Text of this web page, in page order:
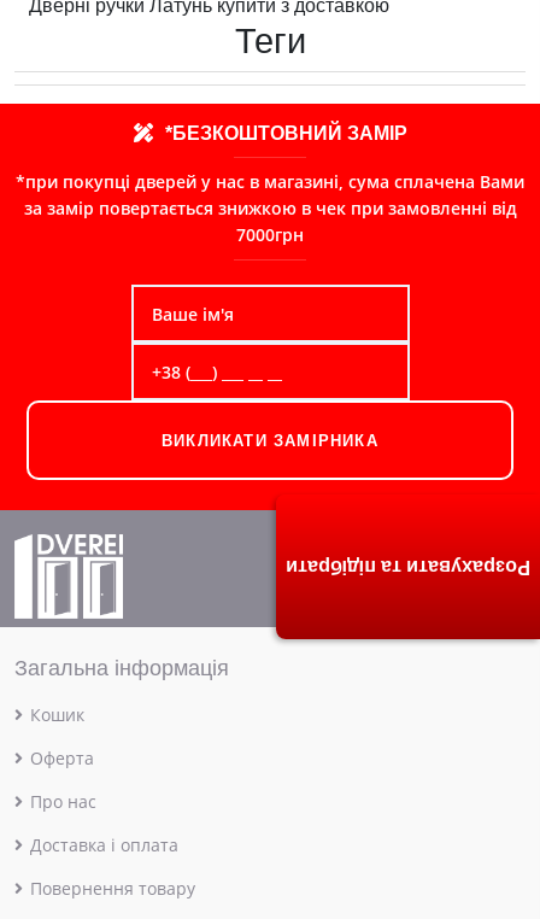
Дверні ручки Латунь купити з доставкою
Теги
*БЕЗКОШТОВНИЙ ЗАМІР
*при покупці дверей у нас в магазині, сума сплачена Вами
за замір повертається знижкою в чек при замовленні від
7000грн
ВИКЛИКАТИ ЗАМІРНИКА
Загальна інформація
Кошик
Оферта
Про нас
Доставка і оплата
Повернення товару
Розрахувати та підібрати